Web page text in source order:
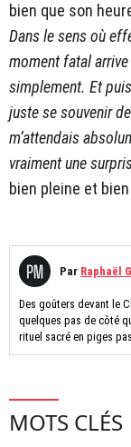
bien que son
Dans le sens où
moment fatal
simplement. Et
juste se souvenir
m’attendais
vraiment une
bien pleine et
Par Raphaël
Des goûters devant le
quelques pas de côté
rituel sacré en piges
MOTS CLÉS